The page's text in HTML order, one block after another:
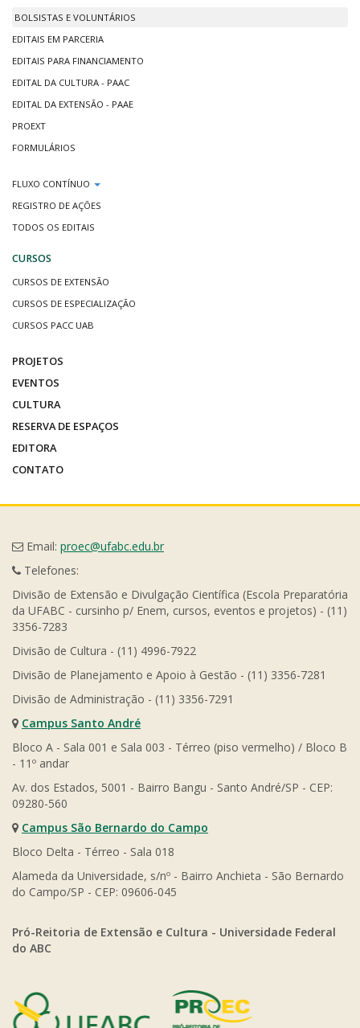
BOLSISTAS E VOLUNTÁRIOS
EDITAIS EM PARCERIA
EDITAIS PARA FINANCIAMENTO
EDITAL DA CULTURA - PAAC
EDITAL DA EXTENSÃO - PAAE
PROEXT
FORMULÁRIOS
FLUXO CONTÍNUO
REGISTRO DE AÇÕES
TODOS OS EDITAIS
CURSOS
CURSOS DE EXTENSÃO
CURSOS DE ESPECIALIZAÇÃO
CURSOS PACC UAB
PROJETOS
EVENTOS
CULTURA
RESERVA DE ESPAÇOS
EDITORA
CONTATO
Email: proec@ufabc.edu.br
Telefones:
Divisão de Extensão e Divulgação Científica (Escola Preparatória
da UFABC - cursinho p/ Enem, cursos, eventos e projetos) - (11)
3356-7283
Divisão de Cultura - (11) 4996-7922
Divisão de Planejamento e Apoio à Gestão - (11) 3356-7281
Divisão de Administração - (11) 3356-7291
Campus Santo André
Bloco A - Sala 001 e Sala 003 - Térreo (piso vermelho) / Bloco B
- 11º andar
Av. dos Estados, 5001 - Bairro Bangu - Santo André/SP - CEP:
09280-560
Campus São Bernardo do Campo
Bloco Delta - Térreo - Sala 018
Alameda da Universidade, s/nº - Bairro Anchieta - São Bernardo
do Campo/SP - CEP: 09606-045
Pró-Reitoria de Extensão e Cultura - Universidade Federal
do ABC